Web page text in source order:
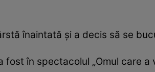
înaintată și a decis să se
fost în spectacolul „Omul care a